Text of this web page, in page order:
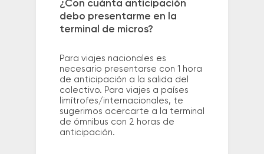
¿Con cuánta anticipación
debo presentarme en la
terminal de micros?
Para viajes nacionales es
necesario presentarse con 1 hora
de anticipación a la salida del
colectivo. Para viajes a países
limítrofes/internacionales, te
sugerimos acercarte a la terminal
de ómnibus con 2 horas de
anticipación.